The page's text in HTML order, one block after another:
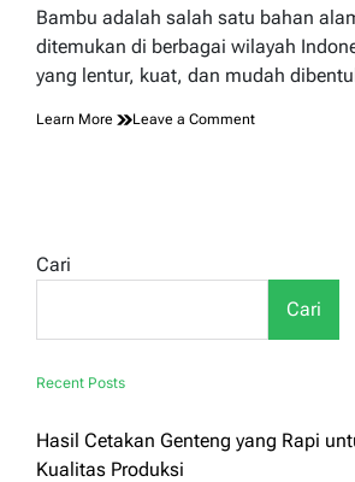
read
Bambu adalah salah satu bahan
ditemukan di berbagai wilayah
yang lentur, kuat, dan mudah
Learn More Leave a Commenton
Cari
Cari
Recent Posts
Hasil Cetakan Genteng yang Rapi
Kualitas Produksi